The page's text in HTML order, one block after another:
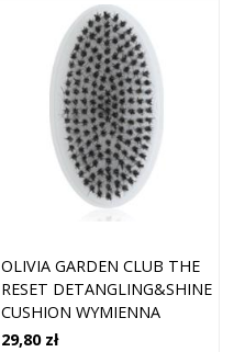
OLIVIA GARDEN CLUB THE
RESET DETANGLING&SHINE
CUSHION WYMIENNA
SZCZOTECZKA BLUE 1 SZT.
29,80 zł